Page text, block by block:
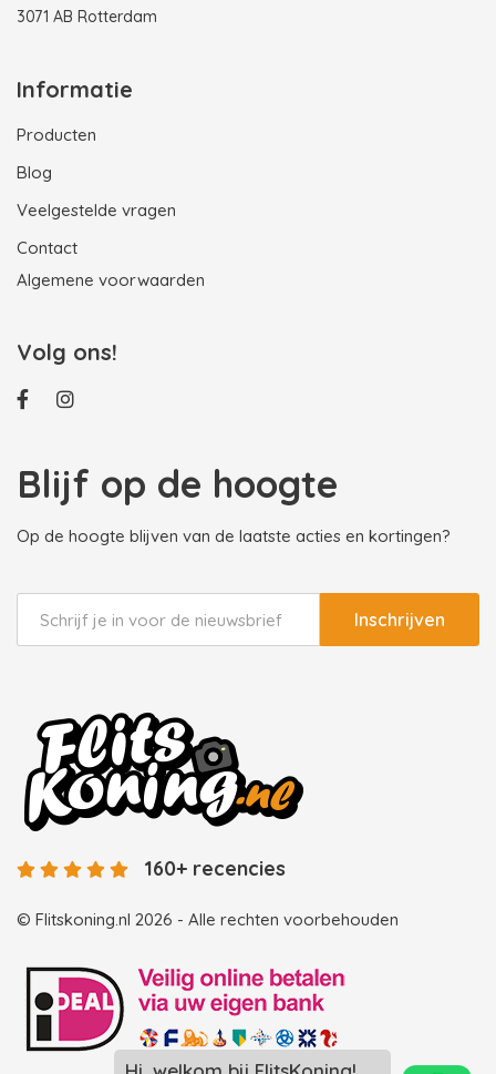
3071 AB Rotterdam
Informatie
Producten
Blog
Veelgestelde vragen
Contact
Algemene voorwaarden
Volg ons!
Blijf op de hoogte
Op de hoogte blijven van de laatste acties en kortingen?
Inschrijven
© Flitskoning.nl 2026 - Alle rechten voorbehouden
160+ recencies